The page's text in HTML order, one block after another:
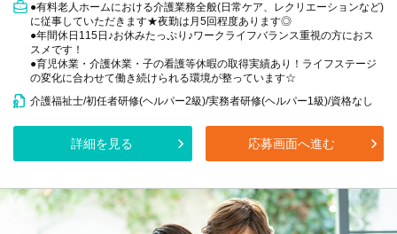
●有料老人ホームにおける介護業務全般(日常ケア、レクリエーションなど)
に従事していただきます★夜勤は月5回程度あります◎
●年間休日115日♪お休みたっぷり♪ワークライフバランス重視の方におス
スメです！
●育児休業・介護休業・子の看護等休暇の取得実績あり！ライフステージ
の変化に合わせて働き続けられる環境が整っています☆
介護福祉士/初任者研修(ヘルパー2級)/実務者研修(ヘルパー1級)/資格なし
詳細を見る 応募画面へ進む